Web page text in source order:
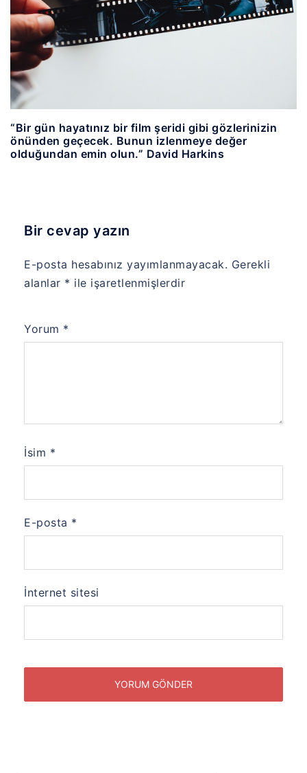
“Bir gün hayatınız bir film şeridi gibi gözlerinizin
önünden geçecek. Bunun izlenmeye değer
olduğundan emin olun.” David Harkins
Bir cevap yazın
E-posta hesabınız yayımlanmayacak. Gerekli
alanlar * ile işaretlenmişlerdir
Yorum *
İsim *
E-posta *
İnternet sitesi